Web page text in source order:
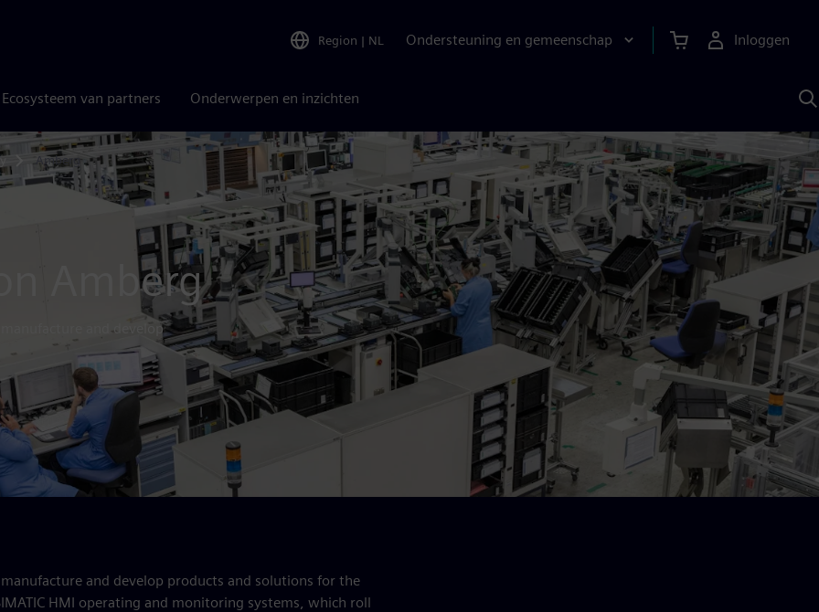
Region | NL Ondersteuning en gemeenschap Inloggen
Ecosysteem van partners Onderwerpen en inzichten
Amberg
Amberg
and develop
and develop products and solutions for the
HMI operating and monitoring systems, which roll